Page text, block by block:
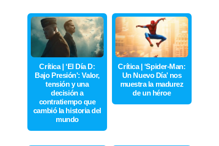
Crítica | ‘El Día D:
Bajo Presión’: Valor,
tensión y una
decisión a
contratiempo que
cambió la historia del
mundo
Crítica | ‘Spider-Man:
Un Nuevo Día’ nos
muestra la madurez
de un héroe